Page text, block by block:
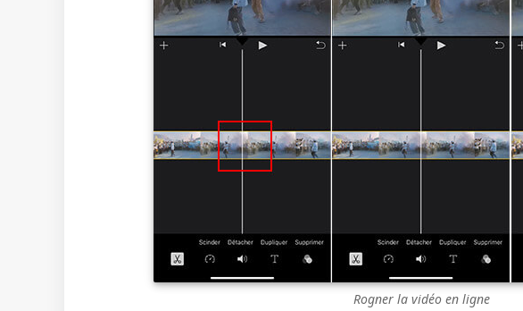
Rogner la vidéo en ligne